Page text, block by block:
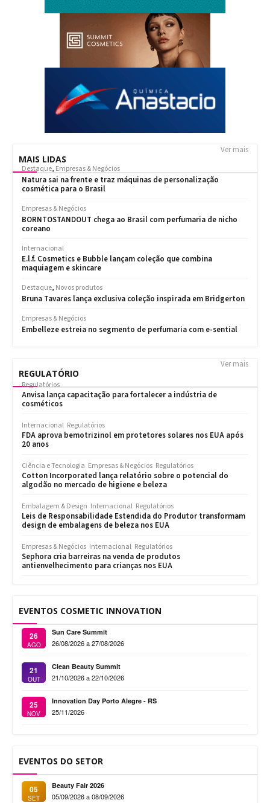
MAIS LIDAS
Ver mais
REGULATÓRIO
Ver mais
Regulatórios
Anvisa lança capacitação para fortalecer a indústria de
cosméticos
Internacional Regulatórios
FDA aprova bemotrizinol em protetores solares nos EUA após
20 anos
Ciência e Tecnologia Empresas & Negócios Regulatórios
Cotton Incorporated lança relatório sobre o potencial do
algodão no mercado de higiene e beleza
Embalagem & Design Internacional Regulatórios
Leis de Responsabilidade Estendida do Produtor transformam
design de embalagens de beleza nos EUA
Empresas & Negócios Internacional Regulatórios
Sephora cria barreiras na venda de produtos
antienvelhecimento para crianças nos EUA
EVENTOS COSMETIC INNOVATION
26
AGO
Sun Care Summit
26/08/2026 a 27/08/2026
21
OUT
Clean Beauty Summit
21/10/2026 a 22/10/2026
25
NOV
Innovation Day Porto Alegre - RS
25/11/2026
EVENTOS DO SETOR
05
SET
Beauty Fair 2026
05/09/2026 a 08/09/2026